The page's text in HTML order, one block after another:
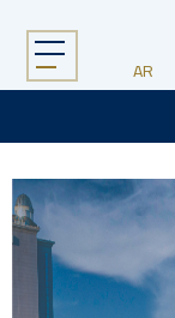
AR
Menu